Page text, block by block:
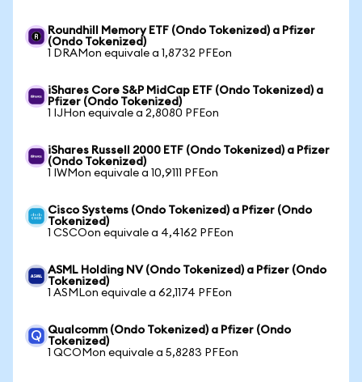
Roundhill Memory ETF (Ondo Tokenized) a Pfizer
(Ondo Tokenized)
1 DRAMon equivale a 1,8732 PFEon
iShares Core S&P MidCap ETF (Ondo Tokenized) a
Pfizer (Ondo Tokenized)
1 IJHon equivale a 2,8080 PFEon
iShares Russell 2000 ETF (Ondo Tokenized) a Pfizer
(Ondo Tokenized)
1 IWMon equivale a 10,9111 PFEon
Cisco Systems (Ondo Tokenized) a Pfizer (Ondo
Tokenized)
1 CSCOon equivale a 4,4162 PFEon
ASML Holding NV (Ondo Tokenized) a Pfizer (Ondo
Tokenized)
1 ASMLon equivale a 62,1174 PFEon
Qualcomm (Ondo Tokenized) a Pfizer (Ondo
Tokenized)
1 QCOMon equivale a 5,8283 PFEon